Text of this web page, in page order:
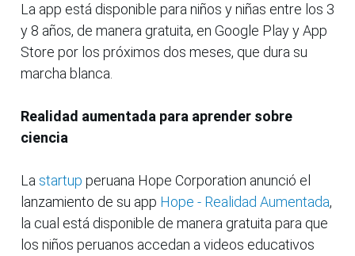
La app está disponible para niños y niñas entre los 3
y 8 años, de manera gratuita, en Google Play y App
Store por los próximos dos meses, que dura su
marcha blanca.
Realidad aumentada para aprender sobre
ciencia
La startup peruana Hope Corporation anunció el
lanzamiento de su app Hope - Realidad Aumentada,
la cual está disponible de manera gratuita para que
los niños peruanos accedan a videos educativos